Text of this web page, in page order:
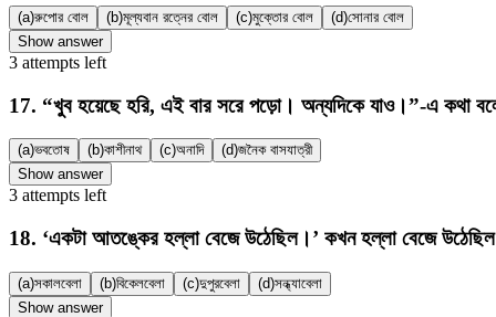
(a)রুপোর বোল (b)মূল্যবান রত্নের বোল (c)মুক্তোর বোল (d)সোনার বোল
Show answer
3 attempts left
17. “খুব হয়েছে হরি, এই বার সরে পড়ো। অন্যদিকে যাও।”-এ কথা
(a)ভবতোষ (b)কাশীনাথ (c)অনাদি (d)জনৈক বাসযাত্রী
Show answer
3 attempts left
18. ‘একটা আতঙ্কের হল্লা বেজে উঠেছিল।’ কখন হল্লা বেজে
(a)সকালবেলা (b)বিকেলবেলা (c)দুপুরবেলা (d)সন্ধ্যাবেলা
Show answer